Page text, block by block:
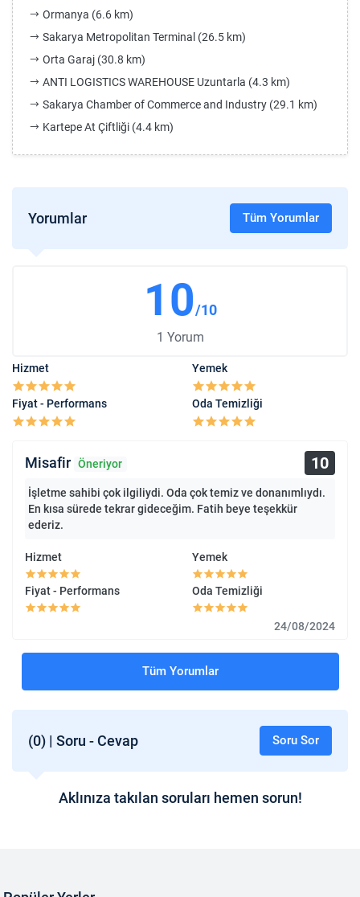
Ormanya (6.6 km)
Sakarya Metropolitan Terminal (26.5 km)
Orta Garaj (30.8 km)
ANTI LOGISTICS WAREHOUSE Uzuntarla (4.3 km)
Sakarya Chamber of Commerce and Industry (29.1 km)
Kartepe At Çiftliği (4.4 km)
Yorumlar Tüm Yorumlar
10/10
1 Yorum
Hizmet Yemek
Fiyat - Performans Oda Temizliği
Misafir Öneriyor 10
İşletme sahibi çok ilgiliydi. Oda çok temiz ve donanımlıydı.
En kısa sürede tekrar gideceğim. Fatih beye teşekkür
ederiz.
Hizmet Yemek
Fiyat - Performans Oda Temizliği
24/08/2024
Tüm Yorumlar
(0) | Soru - Cevap Soru Sor
Aklınıza takılan soruları hemen sorun!